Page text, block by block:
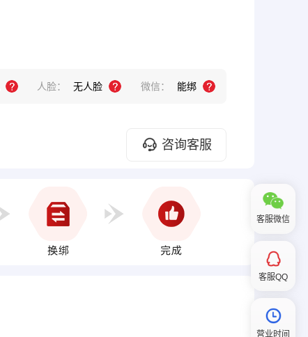
人脸： 无人脸 微信： 能绑
咨询客服
客服微信
客服QQ
营业时间